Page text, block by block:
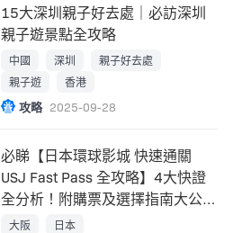
15大深圳親子好去處｜必訪深圳
親子遊景點全攻略
中國 深圳
親子好去處
親子遊
香港
攻略 2025-09-28
必睇【日本環球影城 快速通關
USJ Fast Pass 全攻略】4大快證
全分析！附購票及選擇指南大公
開！
大阪 日本